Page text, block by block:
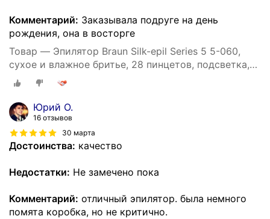
Комментарий: Заказывала подруге на день
рождения, она в восторге
Товар — Эпилятор Braun Silk-epil Series 5 5-060,
сухое и влажное бритье, 28 пинцетов, подсветка,
40 минут автономной работы
Юрий О.
16 отзывов
30 марта
Достоинства: качество
Недостатки: Не замечено пока
Комментарий: отличный эпилятор. была немного
помята коробка, но не критично.